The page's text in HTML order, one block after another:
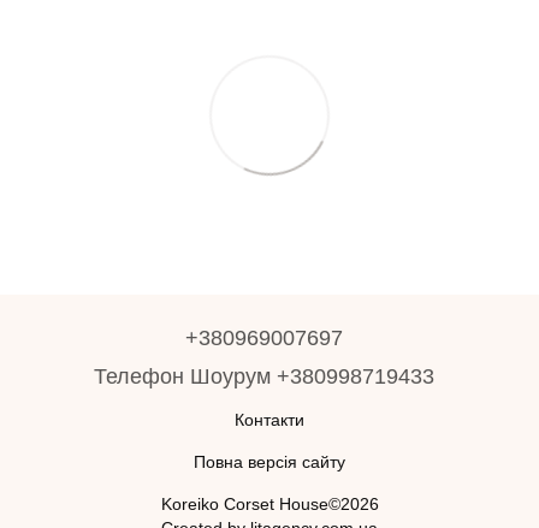
+380969007697
Телефон Шоурум +380998719433
Контакти
Повна версія сайту
Koreiko Corset House©2026